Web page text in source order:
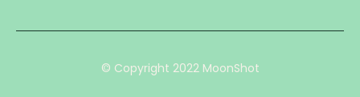
© Copyright 2022 MoonShot